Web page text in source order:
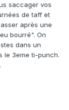
saccager vos
de taff et
après une
bourré". On
dans un
le 3eme ti-punch.